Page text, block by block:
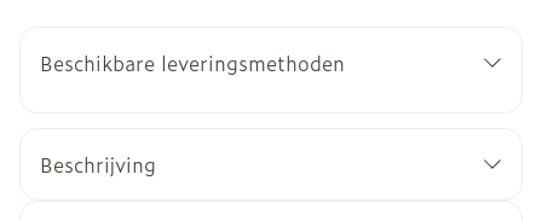
Beschikbare leveringsmethoden
Beschrijving